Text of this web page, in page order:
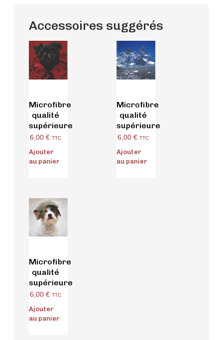
Accessoires suggérés
Microfibre
qualité
supérieure
6,00 € TTC
Ajouter
au panier
Microfibre
qualité
supérieure
6,00 € TTC
Ajouter
au panier
Microfibre
qualité
supérieure
6,00 € TTC
Ajouter
au panier